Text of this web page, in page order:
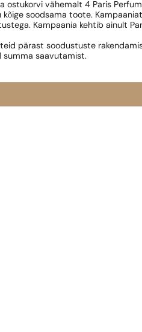
ostukorvi vähemalt 4 Paris
soodsama toote.
Kampaania kehtib ainult
pärast soodustuste
saavutamist.